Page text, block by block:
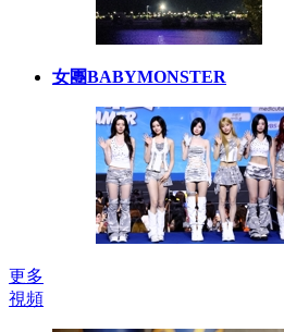
女團BABYMONSTER
更多
視頻